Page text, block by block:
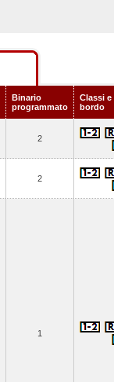
Binario
programmato
Classi e
bordo
2
2
1